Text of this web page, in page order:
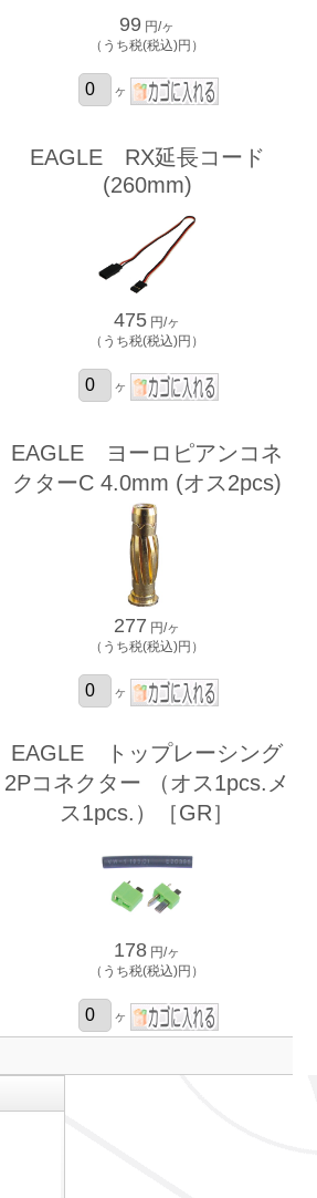
99 円/ヶ
（うち税(税込)円）
ヶ
EAGLE RX延長コード
(260mm)
475 円/ヶ
（うち税(税込)円）
ヶ
EAGLE ヨーロピアンコネ
クターC 4.0mm (オス2pcs)
277 円/ヶ
（うち税(税込)円）
ヶ
EAGLE トップレーシング
2Pコネクター （オス1pcs.メ
ス1pcs.）［GR］
178 円/ヶ
（うち税(税込)円）
ヶ